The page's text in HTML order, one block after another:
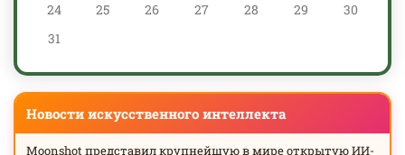
24
25 26 27 28 29
30
31
Новости искусственного интеллекта
Moonshot представил крупнейшую в мире открытую ИИ-